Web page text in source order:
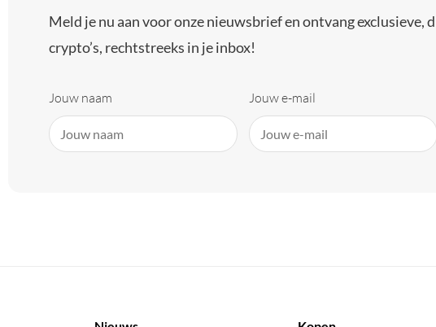
Meld je nu aan voor onze nieuwsbrief en ontvang exclusieve,
crypto’s, rechtstreeks in je inbox!
Jouw naam Jouw e-mail